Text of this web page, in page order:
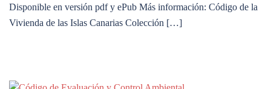
Disponible en versión pdf y ePub Más información: Código de la
Vivienda de las Islas Canarias Colección […]